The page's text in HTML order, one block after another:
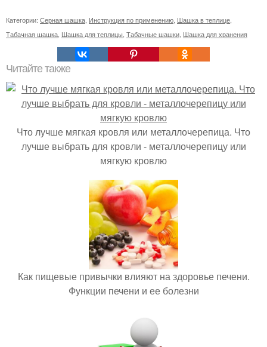
Категории: Серная шашка Инструкция по применению Шашка в теплице
Табачная шашка Шашка для теплицы Табачные шашки Шашка для хранения
Читайте также
Что лучше мягкая кровля или металлочерепица. Что
лучше выбрать для кровли - металлочерепицу или
мягкую кровлю
Как пищевые привычки влияют на здоровье печени.
Функции печени и ее болезни